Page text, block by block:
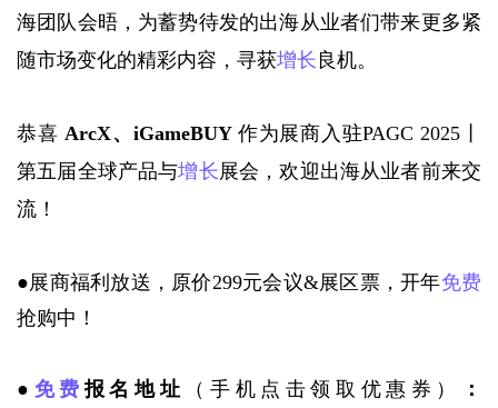
海团队会晤，为蓄势待发的出海从业者们带来更多紧
随市场变化的精彩内容，寻获增长 良机。
恭喜 ArcX、iGameBUY 作为展商入驻PAGC 2025丨
第五届全球产品与增长展会，欢迎出海从业者前来交
流！
●展商福利放送，原价299元会议&展区票，开年免费
抢购中！
● 免费报名地址 （手机点击领取优惠券）
：